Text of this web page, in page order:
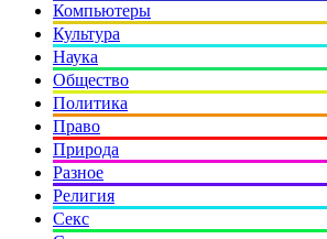
Компьютеры
Культура
Наука
Общество
Политика
Право
Природа
Разное
Религия
Секс